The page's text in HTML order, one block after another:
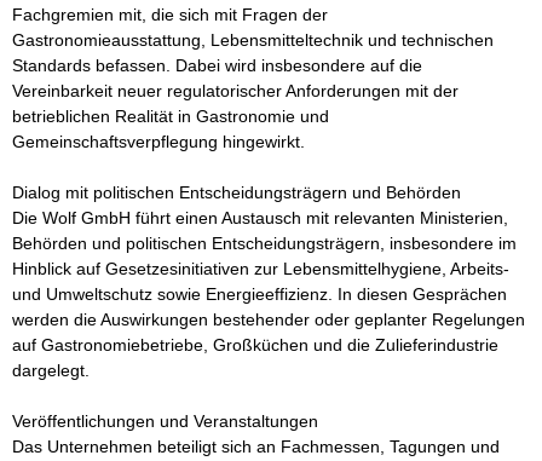
Fachgremien mit, die sich mit Fragen der
Gastronomieausstattung, Lebensmitteltechnik und technischen
Standards befassen. Dabei wird insbesondere auf die
Vereinbarkeit neuer regulatorischer Anforderungen mit der
betrieblichen Realität in Gastronomie und
Gemeinschaftsverpflegung hingewirkt.
Dialog mit politischen Entscheidungsträgern und Behörden
Die Wolf GmbH führt einen Austausch mit relevanten Ministerien,
Behörden und politischen Entscheidungsträgern, insbesondere im
Hinblick auf Gesetzesinitiativen zur Lebensmittelhygiene, Arbeits-
und Umweltschutz sowie Energieeffizienz. In diesen Gesprächen
werden die Auswirkungen bestehender oder geplanter Regelungen
auf Gastronomiebetriebe, Großküchen und die Zulieferindustrie
dargelegt.
Veröffentlichungen und Veranstaltungen
Das Unternehmen beteiligt sich an Fachmessen, Tagungen und